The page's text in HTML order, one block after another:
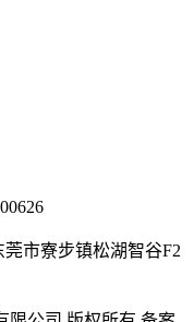
莞市寮步镇松湖智谷F2